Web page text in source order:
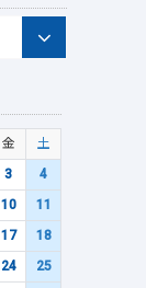
金
土
3
4
10
11
17
18
24
25